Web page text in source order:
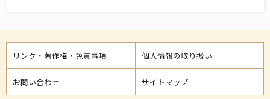
リンク・著作権・免責事項 個人情報の取り扱い
お問い合わせ サイトマップ